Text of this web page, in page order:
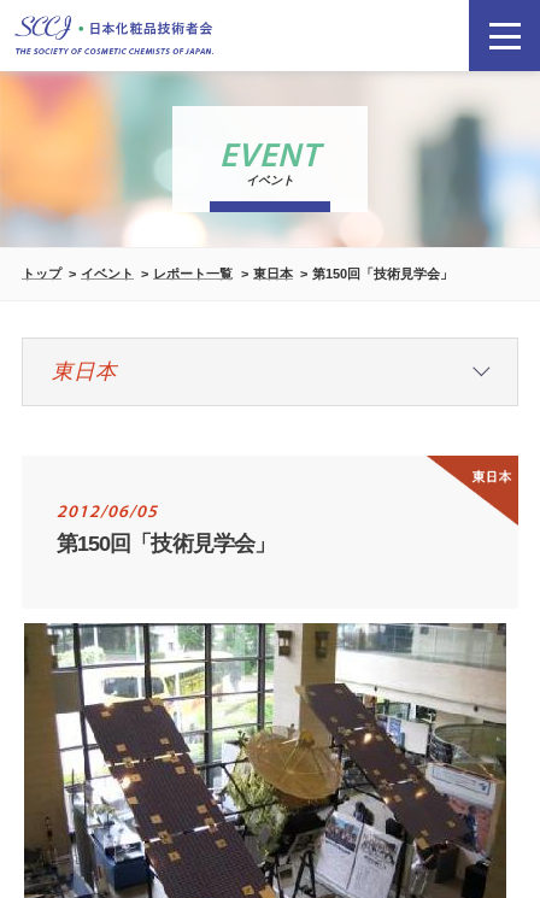
EVENT
イベント
トップ イベント レポート一覧 東日本 第150回「技術見学会」
2012/06/05
第150回「技術見学会」